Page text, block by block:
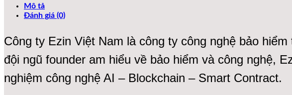
Mô tả
Đánh giá (0)
Công ty Ezin Việt Nam là công ty công nghệ bảo
đội ngũ founder am hiểu về bảo hiểm và công nghệ,
nghiệm công nghệ AI – Blockchain – Smart Contract.